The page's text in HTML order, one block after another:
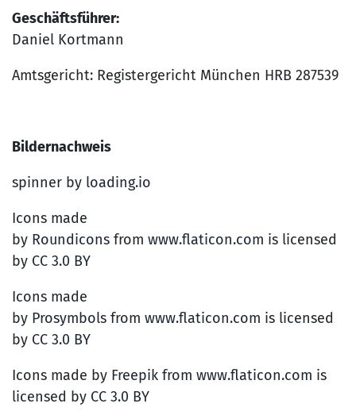
Geschäftsführer:
Daniel Kortmann
Amtsgericht: Registergericht München HRB 287539
Bildernachweis
spinner by loading.io
Icons made
by Roundicons from www.flaticon.com is licensed
by CC 3.0 BY
Icons made
by Prosymbols from www.flaticon.com is licensed
by CC 3.0 BY
Icons made by Freepik from www.flaticon.com is
licensed by CC 3.0 BY